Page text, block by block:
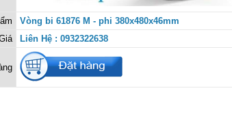
Vòng bi 61876 M - phi 380x480x46mm
Liên Hệ : 0932322638